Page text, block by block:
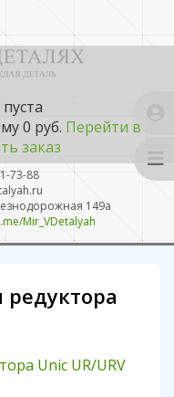
0 руб. Перейти в
заказ
73-88
149а
Mir_VDetalyah
редуктора